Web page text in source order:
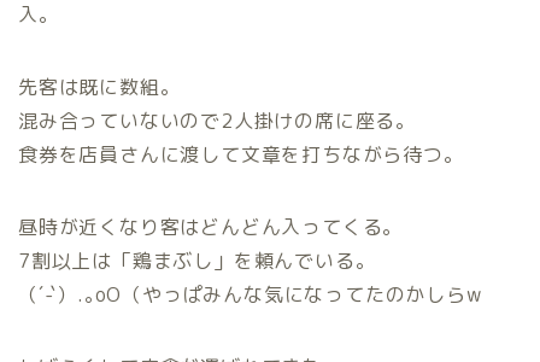
入。
先客は既に数組。
混み合っていないので2人掛けの席に座る。
食券を店員さんに渡して文章を打ちながら待つ。
昼時が近くなり客はどんどん入ってくる。
7割以上は「鶏まぶし」を頼んでいる。
（´-`）.｡oO（やっぱみんな気になってたのかしらw